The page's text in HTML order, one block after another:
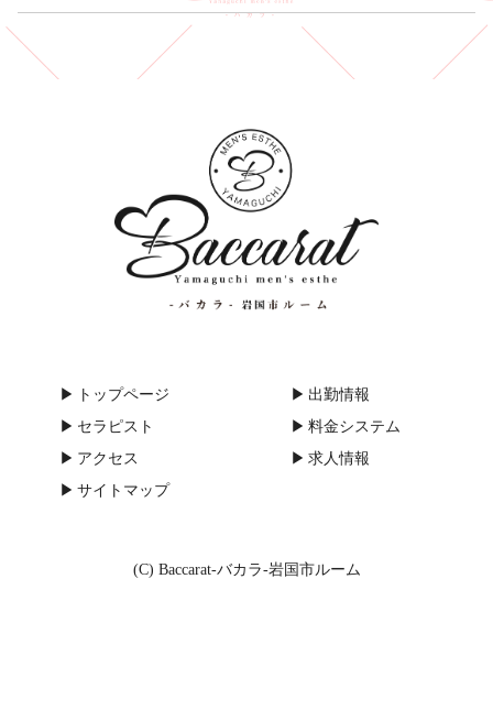
トップページ
出勤情報
セラピスト
料金システム
アクセス
求人情報
サイトマップ
(C) Baccarat-バカラ-岩国市ルーム